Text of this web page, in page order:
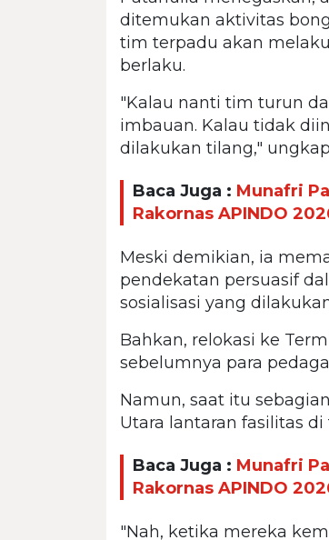
ditemukan aktivitas
tim terpadu akan
berlaku.
"Kalau nanti tim turun
imbauan. Kalau tidak
dilakukan tilang,"
Baca Juga : Munafri
Rakornas APINDO
Meski demikian, ia
pendekatan persuasif
sosialisasi yang
Bahkan, relokasi ke
sebelumnya para
Namun, saat itu
Utara lantaran fasilitas
Baca Juga : Munafri
Rakornas APINDO
"Nah, ketika mereka